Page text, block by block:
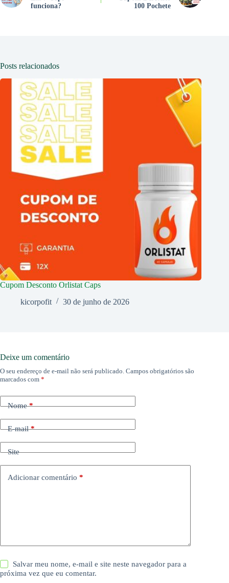
funciona?
100 Pochete
Posts relacionados
Cupom Desconto Orlistat Caps
kicorpofit
30 de junho de 2026
Deixe um comentário
O seu endereço de e-mail não será publicado. Campos obrigatórios são
marcados com *
Nome*
E-mail*
Site
Adicionar comentário *
Salvar meu nome, e-mail e site neste navegador para a
próxima vez que eu comentar.